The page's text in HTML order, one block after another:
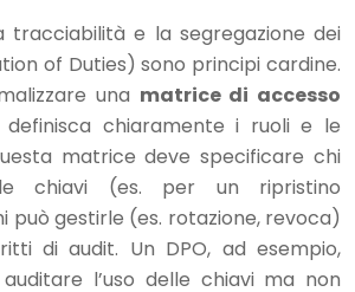
tracciabilità e la segregazione dei
of Duties) sono principi cardine.
una matrice di accesso
chiaramente i ruoli e le
matrice deve specificare chi
chiavi (es. per un ripristino
può gestirle (es. rotazione, revoca)
di audit. Un DPO, ad esempio,
l’uso delle chiavi ma non